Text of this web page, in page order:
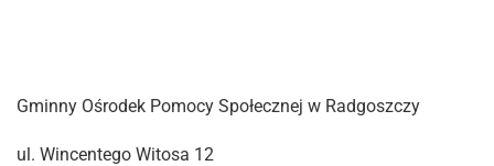
Gminny Ośrodek Pomocy Społecznej w Radgoszczy
ul. Wincentego Witosa 12